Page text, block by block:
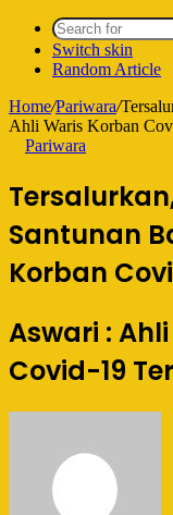
Switch skin
Random Article
Home/Pariwara/
Ahli Waris Korban
Pariwara
Santunan
Korban
Aswari :
Covid-19